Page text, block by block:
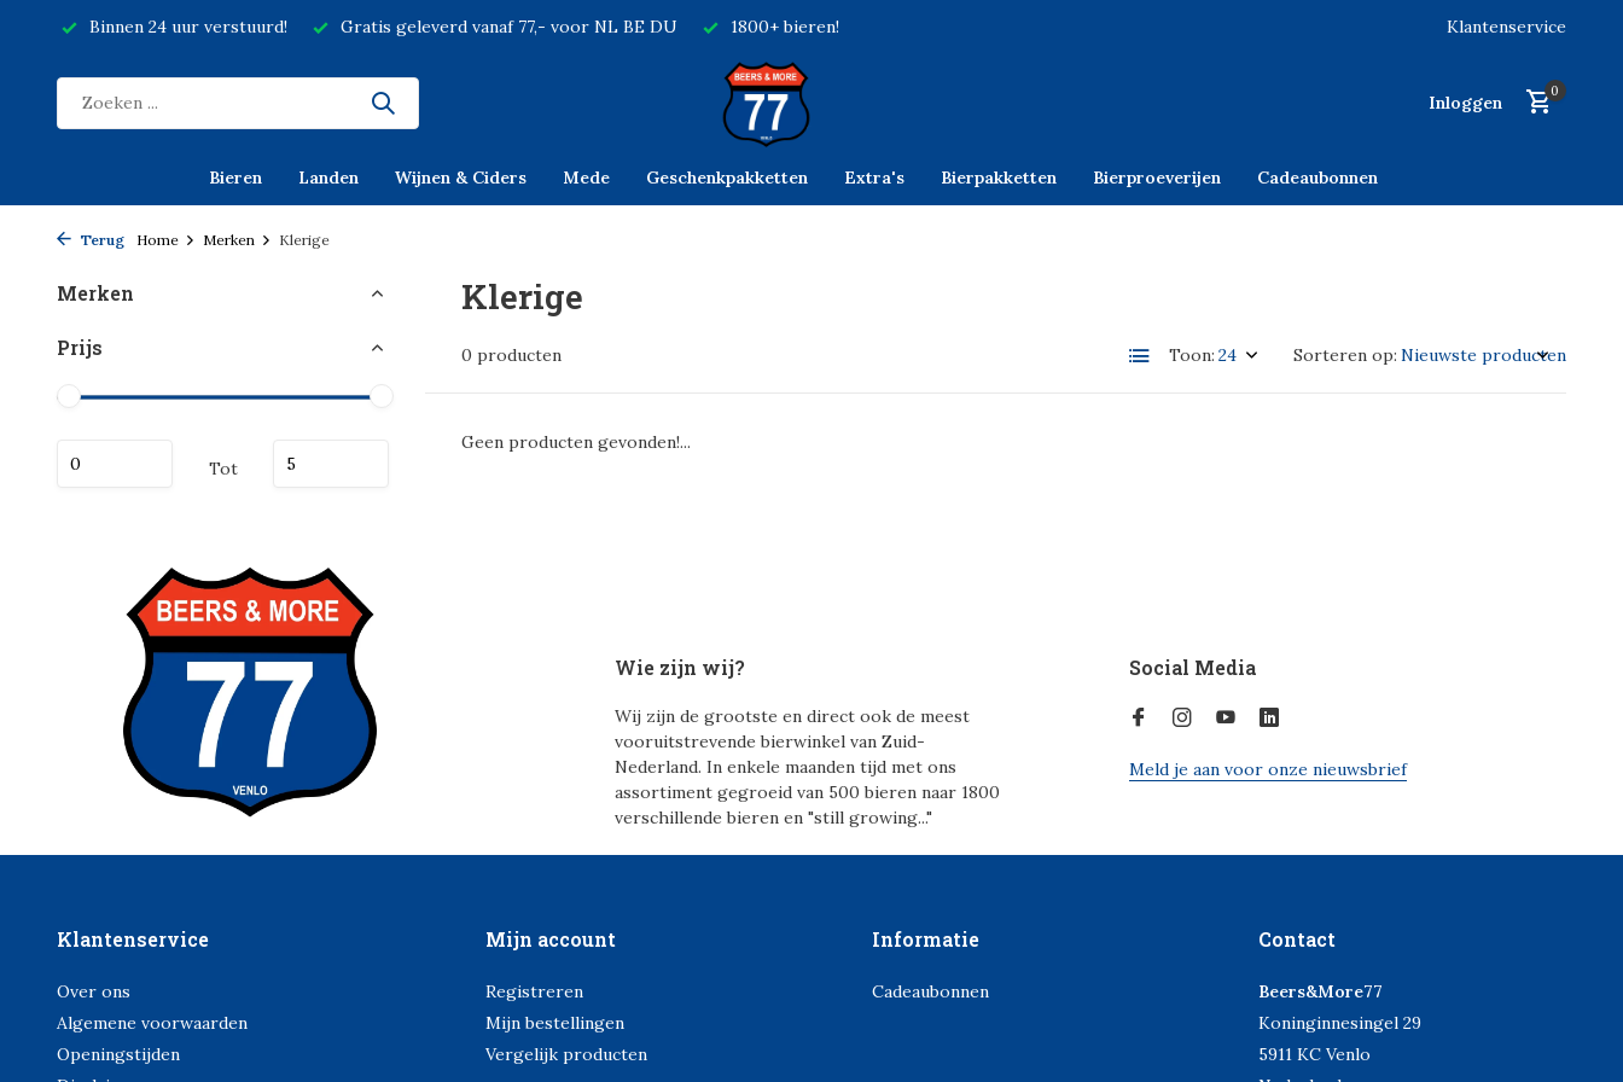
Binnen 24 uur verstuurd! Gratis geleverd vanaf 77,- voor NL BE DU 1800+ bieren! Klantenservice
Inloggen
0
Bieren Landen Wijnen & Ciders Mede Geschenkpakketten Extra's Bierpakketten Bierproeverijen Cadeaubonnen
Terug Home Merken Klerige
Merken
Prijs
Tot
Klerige
0 producten Toon: Sorteren op:
Geen producten gevonden!...
Wie zijn wij?
Wij zijn de grootste en direct ook de meest
vooruitstrevende bierwinkel van Zuid-
Nederland. In enkele maanden tijd met ons
assortiment gegroeid van 500 bieren naar 1800
verschillende bieren en "still growing..."
Social Media
Meld je aan voor onze nieuwsbrief
Klantenservice
Over ons
Algemene voorwaarden
Openingstijden
Mijn account
Registreren
Mijn bestellingen
Vergelijk producten
Informatie
Cadeaubonnen
Contact
Beers&More77
Koninginnesingel 29
5911 KC Venlo